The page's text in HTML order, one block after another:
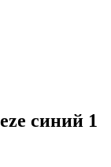
синий 1